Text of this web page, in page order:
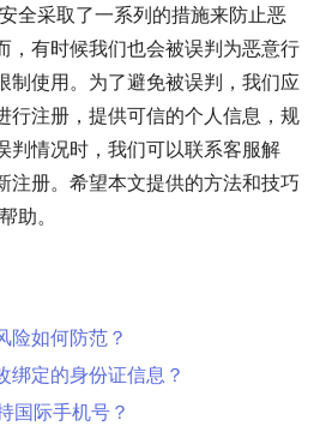
全采取了一系列的措施来防止恶
，有时候我们也会被误判为恶意行
制使用。为了避免被误判，我们应
行注册，提供可信的个人信息，规
判情况时，我们可以联系客服解
注册。希望本文提供的方法和技巧
助。
险如何防范？
绑定的身份证信息？
国际手机号？